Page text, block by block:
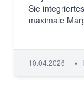
Sie
maximale
10.04.2026 •